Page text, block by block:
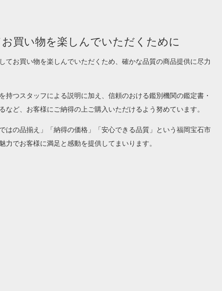
買い物を楽しんでいただくために
てお買い物を楽しんでいただくため、確かな品質の商品提供に尽力
持つスタッフによる説明に加え、信頼のおける鑑別機関の鑑定書・
など、お客様にご納得の上ご購入いただけるよう努めています。
ではの品揃え」「納得の価格」「安心できる品質」という福岡宝石市
力でお客様に満足と感動を提供してまいります。